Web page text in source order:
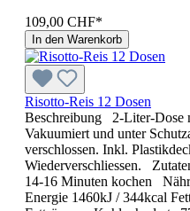
109,00 CHF*
In den Warenkorb
Risotto-Reis 12 Dosen
Beschreibung 2-Liter-Dose
Vakuumiert und unter
verschlossen. Inkl.
Wiederverschliessen.
14-16 Minuten kochen
Energie 1460kJ / 344kcal